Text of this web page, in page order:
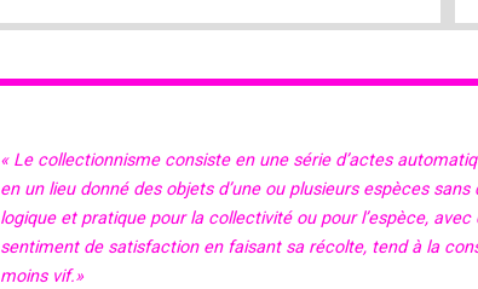
« Le collectionnisme consiste en une série d’actes
en un lieu donné des objets d’une ou plusieurs espèces
logique et pratique pour la collectivité ou pour l’espèce,
sentiment de satisfaction en faisant sa récolte, tend à la
moins vif.»